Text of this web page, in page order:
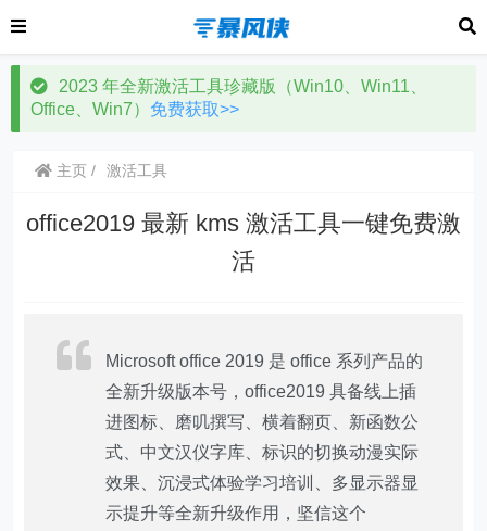
2023 年全新激活工具珍藏版（Win10、Win11、
Office、Win7） 免费获取>>
主页 激活工具
office2019 最新 kms 激活工具一键免费激
活
Microsoft office 2019 是 office 系列产品的
全新升级版本号，office2019 具备线上插
进图标、磨叽撰写、横着翻页、新函数公
式、中文汉仪字库、标识的切换动漫实际
效果、沉浸式体验学习培训、多显示器显
示提升等全新升级作用，坚信这个